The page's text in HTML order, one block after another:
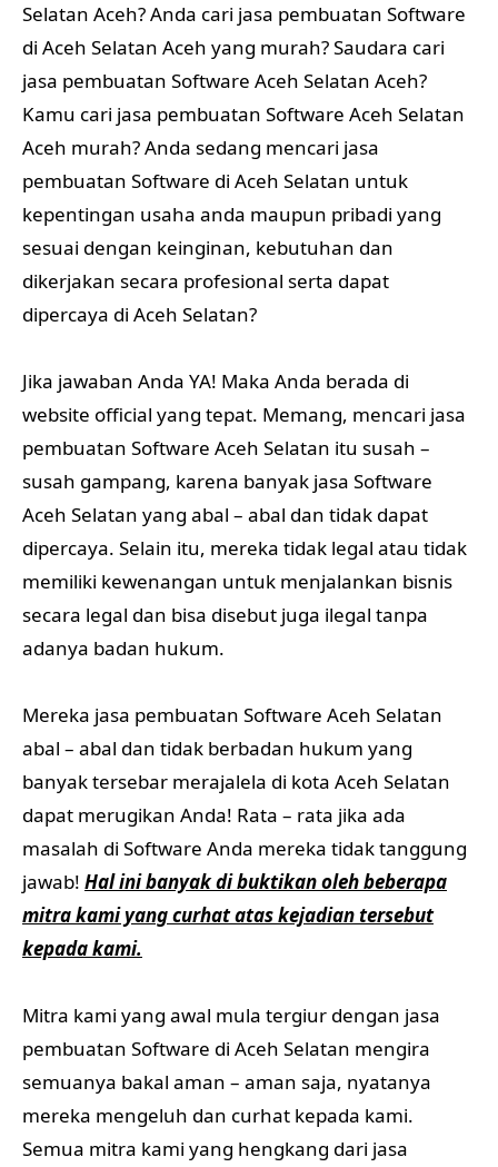
Selatan Aceh? Anda cari jasa pembuatan Software
di Aceh Selatan Aceh yang murah? Saudara cari
jasa pembuatan Software Aceh Selatan Aceh?
Kamu cari jasa pembuatan Software Aceh Selatan
Aceh murah? Anda sedang mencari jasa
pembuatan Software di Aceh Selatan untuk
kepentingan usaha anda maupun pribadi yang
sesuai dengan keinginan, kebutuhan dan
dikerjakan secara profesional serta dapat
dipercaya di Aceh Selatan?
Jika jawaban Anda YA! Maka Anda berada di
website official yang tepat. Memang, mencari jasa
pembuatan Software Aceh Selatan itu susah –
susah gampang, karena banyak jasa Software
Aceh Selatan yang abal – abal dan tidak dapat
dipercaya. Selain itu, mereka tidak legal atau tidak
memiliki kewenangan untuk menjalankan bisnis
secara legal dan bisa disebut juga ilegal tanpa
adanya badan hukum.
Mereka jasa pembuatan Software Aceh Selatan
abal – abal dan tidak berbadan hukum yang
banyak tersebar merajalela di kota Aceh Selatan
dapat merugikan Anda! Rata – rata jika ada
masalah di Software Anda mereka tidak tanggung
jawab! Hal ini banyak di buktikan oleh beberapa
mitra kami yang curhat atas kejadian tersebut
kepada kami.
Mitra kami yang awal mula tergiur dengan jasa
pembuatan Software di Aceh Selatan mengira
semuanya bakal aman – aman saja, nyatanya
mereka mengeluh dan curhat kepada kami.
Semua mitra kami yang hengkang dari jasa